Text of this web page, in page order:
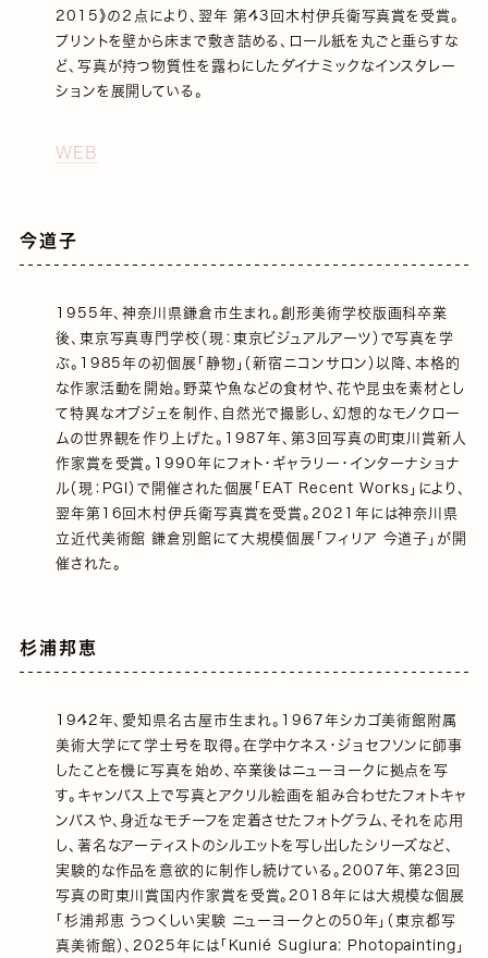
2015》の２点により、翌年 第43回木村伊兵衛写真賞を受賞。
プリントを壁から床まで敷き詰める、ロール紙を丸ごと垂らすな
ど、写真が持つ物質性を露わにしたダイナミックなインスタレー
ションを展開している。
WEB
今道子
1955年、神奈川県鎌倉市生まれ。創形美術学校版画科卒業
後、東京写真専門学校（現：東京ビジュアルアーツ）で写真を学
ぶ。1985年の初個展「静物」（新宿ニコンサロン）以降、本格的
な作家活動を開始。野菜や魚などの食材や、花や昆虫を素材とし
て特異なオブジェを制作、自然光で撮影し、幻想的なモノクロー
ムの世界観を作り上げた。1987年、第3回写真の町東川賞新人
作家賞を受賞。1990年にフォト・ギャラリー・インターナショナ
ル（現：PGI）で開催された個展「EAT Recent Works」により、
翌年第16回木村伊兵衛写真賞を受賞。2021年には神奈川県
立近代美術館 鎌倉別館にて大規模個展「フィリア 今道子」が開
催された。
杉浦邦恵
1942年、愛知県名古屋市生まれ。1967年シカゴ美術館附属
美術大学にて学士号を取得。在学中ケネス・ジョセフソンに師事
したことを機に写真を始め、卒業後はニューヨークに拠点を写
す。キャンバス上で写真とアクリル絵画を組み合わせたフォトキャ
ンバスや、身近なモチーフを定着させたフォトグラム、それを応用
し、著名なアーティストのシルエットを写し出したシリーズなど、
実験的な作品を意欲的に制作し続けている。2007年、第23回
写真の町東川賞国内作家賞を受賞。2018年には大規模な個展
「杉浦邦恵 うつくしい実験 ニューヨークとの50年」（東京都写
真美術館）、2025年には「Kunié Sugiura: Photopainting」